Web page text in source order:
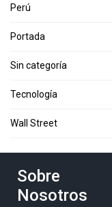
Perú
Portada
Sin categoría
Tecnología
Wall Street
Sobre
Nosotros